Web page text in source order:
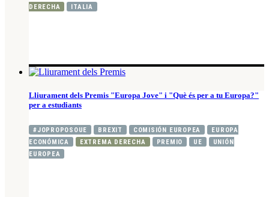
DERECHA
ITALIA
Lliurament dels Premis "Europa Jove" i "Què és per a tu Europa?"
per a estudiants
#JOPROPOSOUE BREXIT COMISIÓN EUROPEA
EUROPA
ECONÓMICA
EXTREMA DERECHA PREMIO UE
UNIÓN
EUROPEA